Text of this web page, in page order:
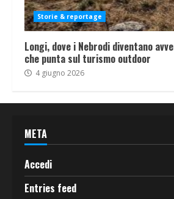
Storie & reportage
Longi, dove i Nebrodi diventano
che punta sul turismo outdoor
4 giugno 2026
META
Accedi
Entries feed